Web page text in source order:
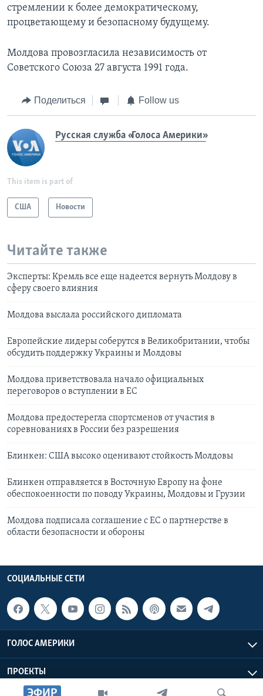
ЭФИР
стремлении к более демократическому,
процветающему и безопасному будущему.
Молдова провозгласила независимость от
Советского Союза 27 августа 1991 года.
Поделиться Follow us
Русская служба «Голоса Америки»
This item is part of
США Новости
Читайте также
Эксперты: Кремль все еще надеется вернуть Молдову в
сферу своего влияния
Молдова выслала российского дипломата
Европейские лидеры соберутся в Великобритании, чтобы
обсудить поддержку Украины и Молдовы
Молдова приветствовала начало официальных
переговоров о вступлении в ЕС
Молдова предостерегла спортсменов от участия в
соревнованиях в России без разрешения
Блинкен: США высоко оценивают стойкость Молдовы
Блинкен отправляется в Восточную Европу на фоне
обеспокоенности по поводу Украины, Молдовы и Грузии
Молдова подписала соглашение с ЕС о партнерстве в
области безопасности и обороны
СОЦИАЛЬНЫЕ СЕТИ
ГОЛОС АМЕРИКИ
ПРОЕКТЫ